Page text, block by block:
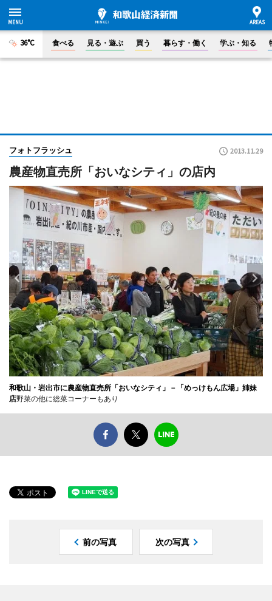
36°C 食べる 見る・遊ぶ 買う 暮らす・働く 学ぶ・知る
フォトフラッシュ 2013.11.29
農産物直売所「おいなシティ」の店内
和歌山・岩出市に農産物直売所「おいなシティ」－「めっけもん広場」姉妹
店野菜の他に総菜コーナーもあり
前の写真 次の写真